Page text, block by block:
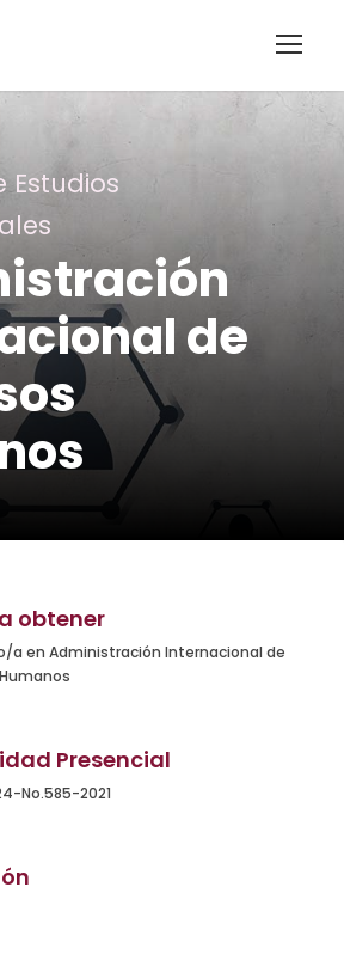
de
obtener
a en Administración Internacional de
Presencial
No.585-2021